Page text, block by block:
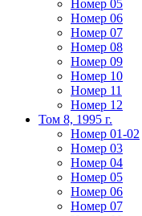
Номер 05
Номер 06
Номер 07
Номер 08
Номер 09
Номер 10
Номер 11
Номер 12
Том 8, 1995 г.
Номер 01-02
Номер 03
Номер 04
Номер 05
Номер 06
Номер 07